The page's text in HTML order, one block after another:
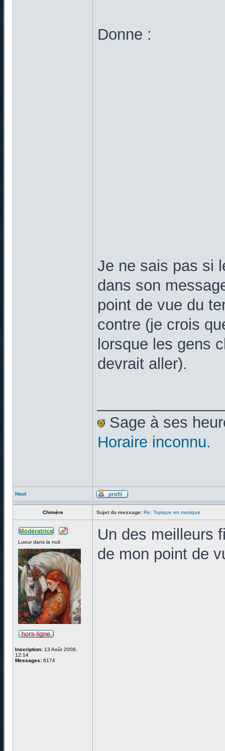
Donne :
Je ne sais pas si
dans son
point de vue du
contre (je crois
lorsque les gens
devrait aller).
Sage à ses
Horaire inconnu.
Haut
Chimère Sujet du message: Re: Topique en musique
Lueur dans la nuit
Inscription: 13 Août 2008,
12:14
Messages: 6174
Un des meilleurs
de mon point de